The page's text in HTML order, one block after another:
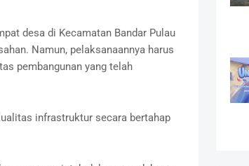
desa di Kecamatan Bandar Pulau
Namun, pelaksanaannya harus
pembangunan yang telah
infrastruktur secara bertahap